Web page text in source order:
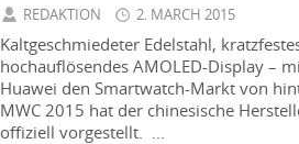
REDAKTION 2. MARCH 2015
Kaltgeschmiedeter Edelstahl,
hochauflösendes AMOLED-Display –
Huawei den Smartwatch-Markt von
MWC 2015 hat der chinesische
offiziell vorgestellt. ...